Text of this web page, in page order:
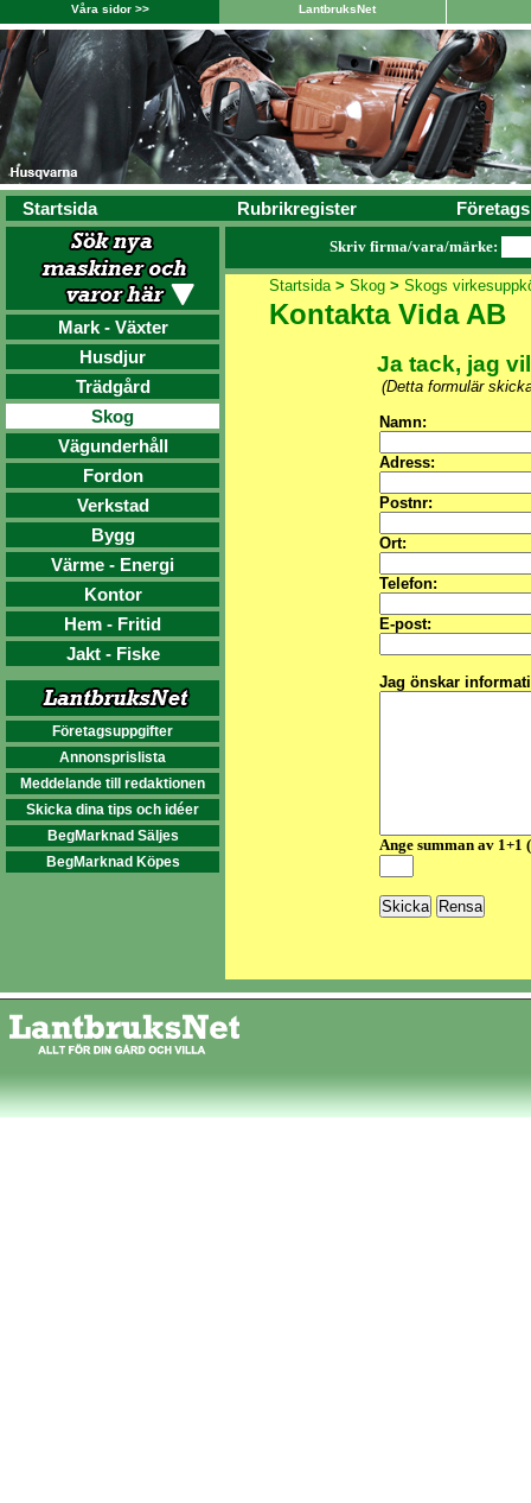
Våra sidor >> LantbruksNet
Startsida Rubrikregister
Mark - Växter
Husdjur
Trädgård
Skog
Vägunderhåll
Fordon
Verkstad
Bygg
Värme - Energi
Kontor
Hem - Fritid
Jakt - Fiske
Företagsuppgifter
Annonsprislista
Meddelande till redaktionen
Skicka dina tips och idéer
BegMarknad Säljes
BegMarknad Köpes
Skriv firma/vara/märke:
Startsida> Skog> Skogs
Kontakta Vida AB
Ja tack, jag
(Detta formulär
Namn:
Adress:
Postnr:
Ort:
Telefon:
E-post:
Jag önskar
Ange summan av 1+1